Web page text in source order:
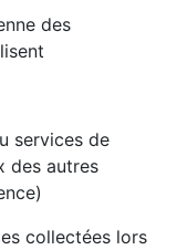
des
services de
des autres
collectées lors